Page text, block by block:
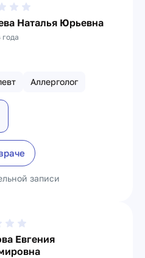
Наталья Юрьевна
Аллерголог
записи
Евгения